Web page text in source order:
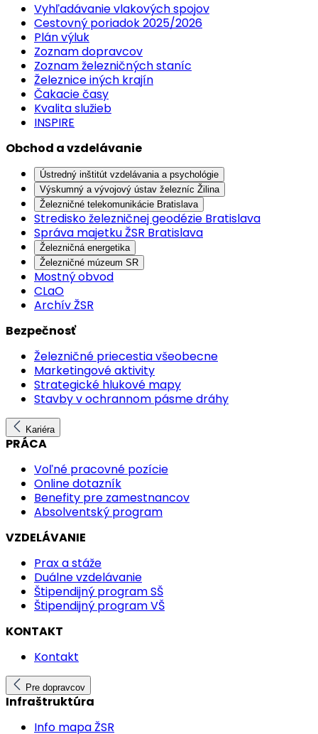
Vyhľadávanie vlakových spojov
Cestovný poriadok 2025/2026
Plán výluk
Zoznam dopravcov
Zoznam železničných staníc
Železnice iných krajín
Čakacie časy
Kvalita služieb
INSPIRE
Obchod a vzdelávanie
Ústredný inštitút vzdelávania a psychológie
Výskumný a vývojový ústav železníc Žilina
Železničné telekomunikácie Bratislava
Stredisko železničnej geodézie Bratislava
Správa majetku ŽSR Bratislava
Železničná energetika
Železničné múzeum SR
Mostný obvod
CLaO
Archív ŽSR
Bezpečnosť
Železničné priecestia všeobecne
Marketingové aktivity
Strategické hlukové mapy
Stavby v ochrannom pásme dráhy
Kariéra
PRÁCA
Voľné pracovné pozície
Online dotazník
Benefity pre zamestnancov
Absolventský program
VZDELÁVANIE
Prax a stáže
Duálne vzdelávanie
Štipendijný program SŠ
Štipendijný program VŠ
KONTAKT
Kontakt
Pre dopravcov
Infraštruktúra
Info mapa ŽSR